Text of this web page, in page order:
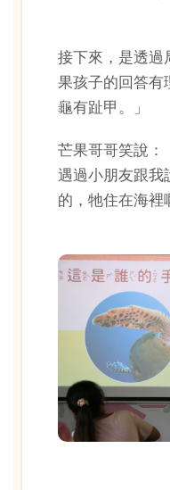
接下來，是透過
果孩子的回答有
龜有趾甲。」
芒果哥哥笑說：
遇過小朋友跟我
的，牠住在海裡